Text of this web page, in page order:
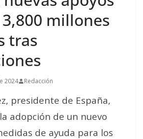
millones
tras
2024 Redacción
presidente de España,
adopción de un nuevo
de ayuda para los